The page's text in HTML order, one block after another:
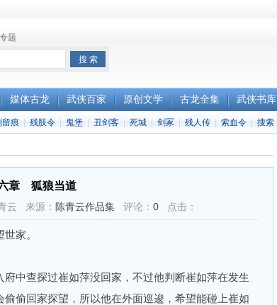
专题
媒体古龙 武侠百家 原创文学 古龙全集 武侠书库
留痕 残肢令 鬼堡 丑剑客 死城 剑冢 残人传 索血令 搜索
章 狐狼当道
云 来源： 陈青云作品集 评论： 0 点击：
家。
中查探过崔如萍没回家，不过他判断崔如萍在发生
偷回家探望，所以他在外面巡逡，希望能碰上崔如